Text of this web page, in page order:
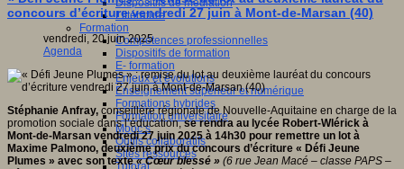
Dispositifs de médiation
Littérature
Formation
Compétences professionnelles
Dispositifs de formation
E- formation
Enjeux et évolutions
Enseignement supérieur et numérique
Formations hybrides
Formation universitaire
Mooc’s
Outils collaboratifs
Sites ressources
Tutorat
concours d’écriture vendredi 27 juin à Mont-de-Marsan (40)
vendredi, 20 juin 2025
Agenda
Stéphanie Anfray, conseillère régionale de Nouvelle-Aquitaine en charge de la
promotion sociale dans l’éducation,se rendra au lycée Robert-Wlérick à
Mont-de-Marsan vendredi 27 juin 2025 à 14h30 pour remettre un lot à
Maxime Palmono, deuxième prix du concours d’écriture « Défi Jeune
Plumes » avec son texte« Cœur blessé » (6 rue Jean Macé – classe PAPS –